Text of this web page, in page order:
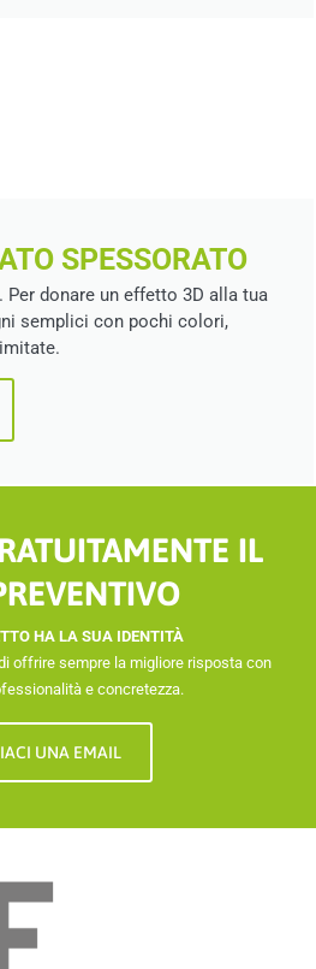
SPESSORATO
donare un effetto 3D alla tua
semplici con pochi colori,
IL
HA LA SUA IDENTITÀ
offrire sempre la migliore risposta con
e concretezza.
UNA EMAIL